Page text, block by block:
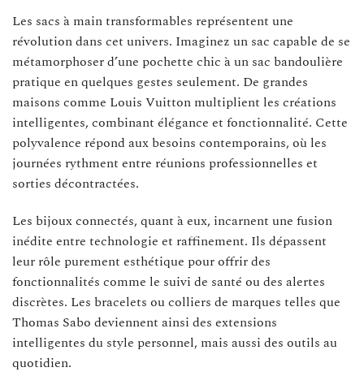
Les sacs à main transformables représentent une
révolution dans cet univers. Imaginez un sac capable de se
métamorphoser d’une pochette chic à un sac bandoulière
pratique en quelques gestes seulement. De grandes
maisons comme Louis Vuitton multiplient les créations
intelligentes, combinant élégance et fonctionnalité. Cette
polyvalence répond aux besoins contemporains, où les
journées rythment entre réunions professionnelles et
sorties décontractées.
Les bijoux connectés, quant à eux, incarnent une fusion
inédite entre technologie et raffinement. Ils dépassent
leur rôle purement esthétique pour offrir des
fonctionnalités comme le suivi de santé ou des alertes
discrètes. Les bracelets ou colliers de marques telles que
Thomas Sabo deviennent ainsi des extensions
intelligentes du style personnel, mais aussi des outils au
quotidien.